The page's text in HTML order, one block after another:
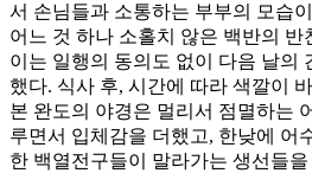
서 손님들과 소통하는 부부의 모습
어느 것 하나 소홀치 않은 백반의 반
이는 일행의 동의도 없이 다음 날의
했다. 식사 후, 시간에 따라 색깔이
본 완도의 야경은 멀리서 점멸하는
루면서 입체감을 더했고, 한낮에 어
한 백열전구들이 말라가는 생선들